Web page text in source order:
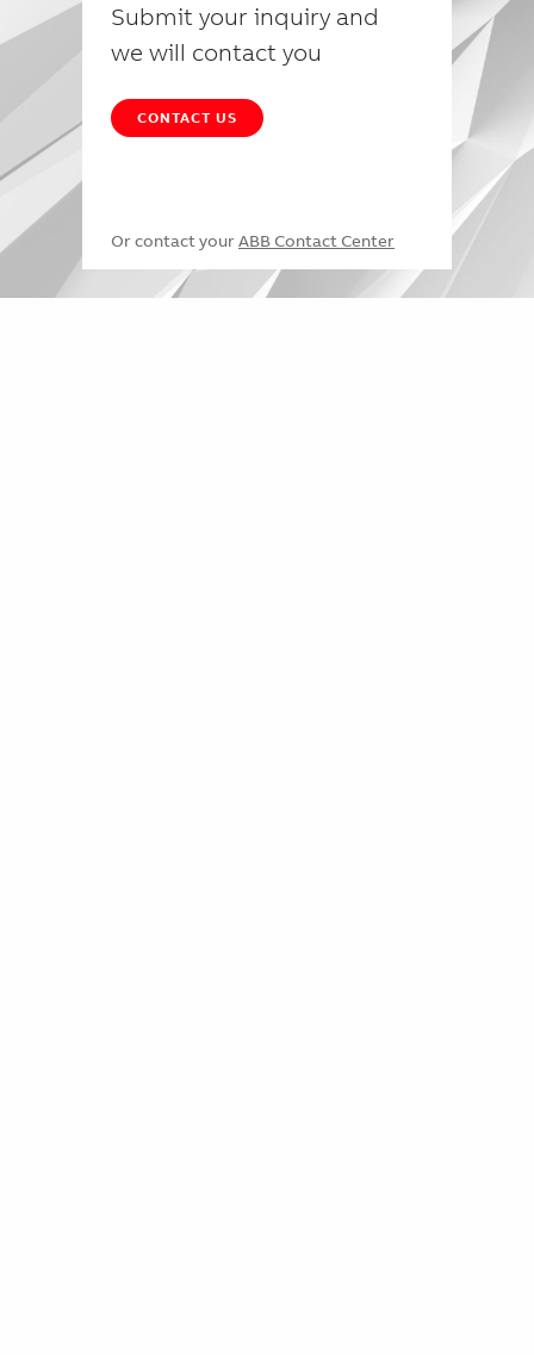
Submit your inquiry and
we will contact you
CONTACT US
Or contact your ABB Contact Center